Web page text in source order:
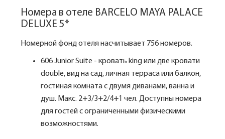
Номера в отеле BARCELO MAYA PALACE
DELUXE 5*
Номерной фонд отеля насчитывает 756 номеров.
606 Junior Suite - кровать king или две кровати
double, вид на сад, личная терраса или балкон,
гостиная комната с двумя диванами, ванна и
душ. Макс. 2+3/3+2/4+1 чел. Доступны номера
для гостей с ограниченными физическими
возможностями.